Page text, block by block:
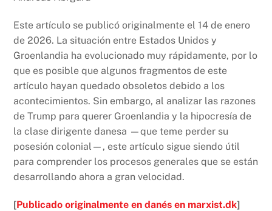
c
e
b
o
o
k
at
s
A
p
p
y
Li
n
k
Este artículo se publicó originalmente el 14 de enero
de 2026. La situación entre Estados Unidos y
Groenlandia ha evolucionado muy rápidamente, por lo
que es posible que algunos fragmentos de este
artículo hayan quedado obsoletos debido a los
acontecimientos. Sin embargo, al analizar las razones
de Trump para querer Groenlandia y la hipocresía de
la clase dirigente danesa —que teme perder su
posesión colonial—, este artículo sigue siendo útil
para comprender los procesos generales que se están
desarrollando ahora a gran velocidad.
[Publicado originalmente en danés en marxist.dk]